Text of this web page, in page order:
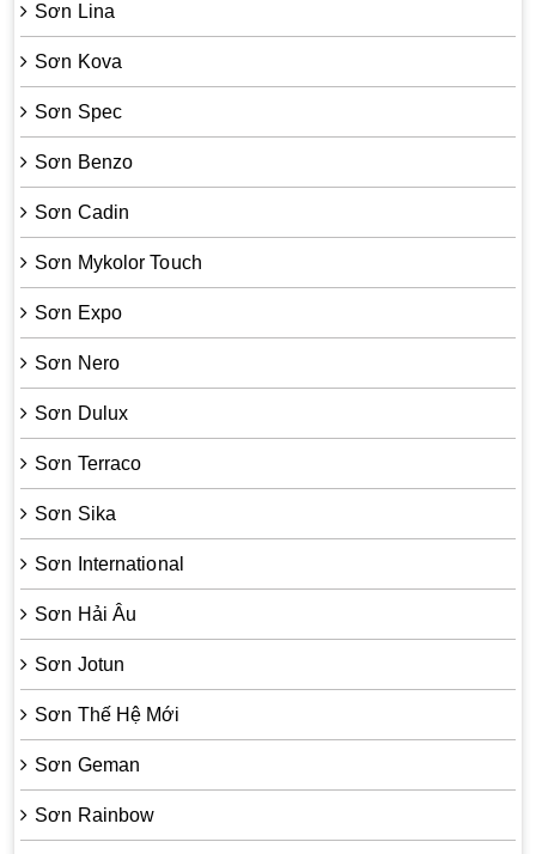
Sơn Lina
Sơn Kova
Sơn Spec
Sơn Benzo
Sơn Cadin
Sơn Mykolor Touch
Sơn Expo
Sơn Nero
Sơn Dulux
Sơn Terraco
Sơn Sika
Sơn International
Sơn Hải Âu
Sơn Jotun
Sơn Thế Hệ Mới
Sơn Geman
Sơn Rainbow